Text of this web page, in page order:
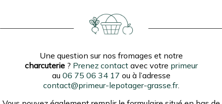
Une question sur nos fromages et notre
charcuterie? Prenez contactavec votre primeur
au 06 75 06 34 17 ou à l’adresse
contact@primeur-lepotager-grasse.fr.